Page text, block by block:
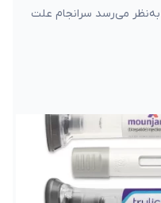
می‌رسد سرانجام علت